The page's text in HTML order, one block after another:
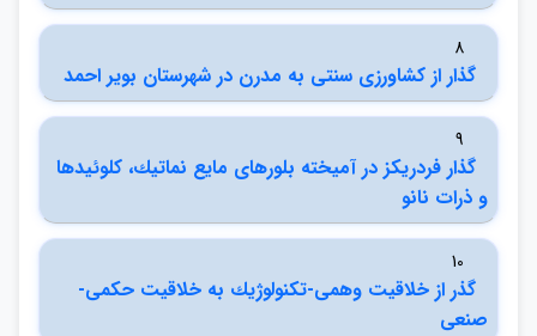
8
گذار از كشاورزي سنتي به مدرن در شهرستان بوير احمد
9
گذار فردريكز در آميخته بلورهاي مايع نماتيك، كلوئيدها
و ذرات نانو
10
گذر از خلاقيت وهمي-تكنولوژيك به خلاقيت حكمي-
صنعي